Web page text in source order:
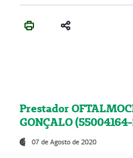
Prestador
GONÇALO
07 de Agosto de 2020